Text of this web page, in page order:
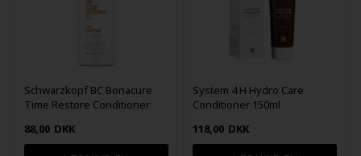
Schwarzkopf BC Bonacure
Time Restore Conditioner
88,00 DKK
System 4 H Hydro Care
Conditioner 150ml
118,00 DKK